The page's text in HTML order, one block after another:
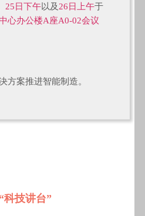
25日下午以及 26日上午于
心办公楼A座A0-02会议
方案推进智能制造。
“科技讲台”